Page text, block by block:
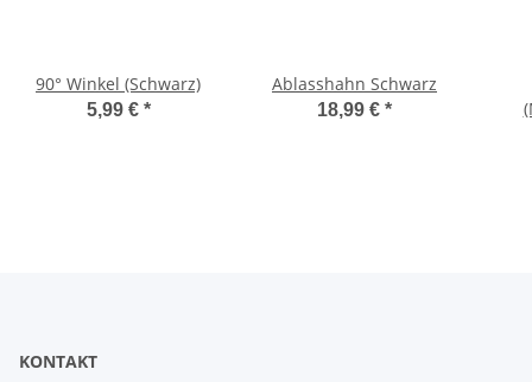
90° Winkel (Schwarz)
5,99 € *
Ablasshahn Schwarz
18,99 € *
KONTAKT